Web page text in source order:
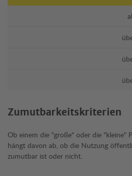
Zumutbarkeitskriterien
Ob einem die "große" oder die "kleine"
hängt davon ab, ob die Nutzung
zumutbar ist oder nicht.